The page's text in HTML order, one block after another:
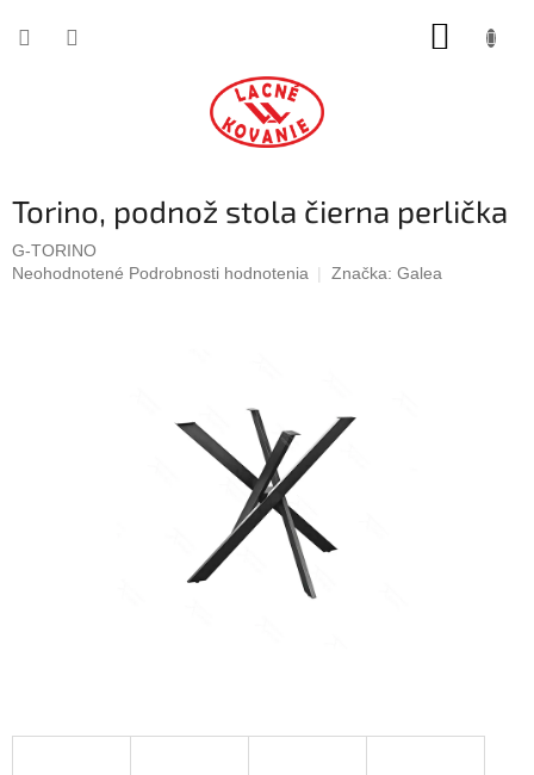
Torino, podnož stola čierna perlička
G-TORINO
Priemerné
Neohodnotené Podrobnosti hodnotenia Značka: Galea